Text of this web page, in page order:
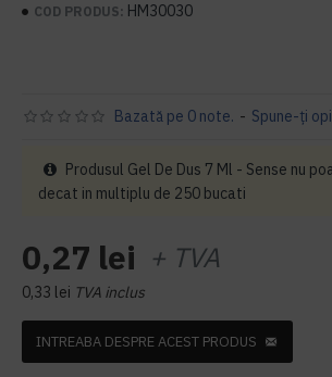
COD PRODUS: HM30030
Bazată pe 0 note. - Spune-ţi
0,27 lei + TVA
0,33 lei TVA inclus
Produsul Gel De Dus 7 Ml - Sense nu
decat in multiplu de 250 bucati
INTREABA DESPRE ACEST PRODUS